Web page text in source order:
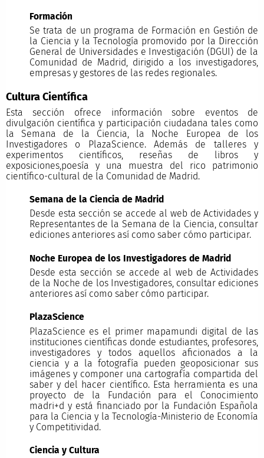
Formación
Se trata de un programa de Formación en Gestión de
la Ciencia y la Tecnología promovido por la Dirección
General de Universidades e Investigación (DGUI) de la
Comunidad de Madrid, dirigido a los investigadores,
empresas y gestores de las redes regionales.
Cultura Científica
Esta sección ofrece información sobre eventos de
divulgación científica y participación ciudadana tales como
la Semana de la Ciencia, la Noche Europea de los
Investigadores o PlazaScience. Además de talleres y
experimentos científicos, reseñas de libros y
exposiciones,poesía y una muestra del rico patrimonio
científico-cultural de la Comunidad de Madrid.
Semana de la Ciencia de Madrid
Desde esta sección se accede al web de Actividades y
Representantes de la Semana de la Ciencia, consultar
ediciones anteriores así como saber cómo participar.
Noche Europea de los Investigadores de Madrid
Desde esta sección se accede al web de Actividades
de la Noche de los Investigadores, consultar ediciones
anteriores así como saber cómo participar.
PlazaScience
PlazaScience es el primer mapamundi digital de las
instituciones científicas donde estudiantes, profesores,
investigadores y todos aquellos aficionados a la
ciencia y a la fotografía pueden geoposicionar sus
imágenes y componer una cartografía compartida del
saber y del hacer científico. Esta herramienta es una
proyecto de la Fundación para el Conocimiento
madri+d y está financiado por la Fundación Española
para la Ciencia y la Tecnología-Ministerio de Economía
y Competitividad.
Ciencia y Cultura